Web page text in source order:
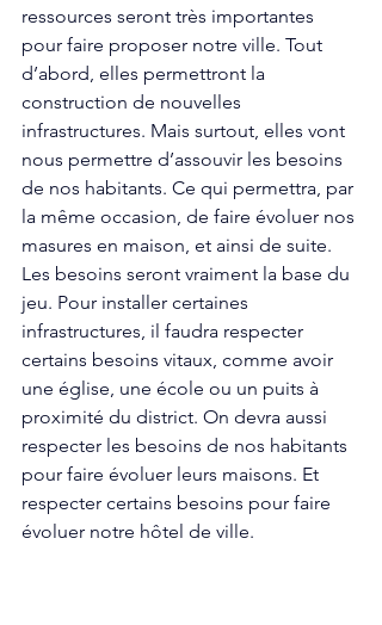
ressources seront très importantes
pour faire proposer notre ville. Tout
d’abord, elles permettront la
construction de nouvelles
infrastructures. Mais surtout, elles vont
nous permettre d’assouvir les besoins
de nos habitants. Ce qui permettra, par
la même occasion, de faire évoluer nos
masures en maison, et ainsi de suite.
Les besoins seront vraiment la base du
jeu. Pour installer certaines
infrastructures, il faudra respecter
certains besoins vitaux, comme avoir
une église, une école ou un puits à
proximité du district. On devra aussi
respecter les besoins de nos habitants
pour faire évoluer leurs maisons. Et
respecter certains besoins pour faire
évoluer notre hôtel de ville.